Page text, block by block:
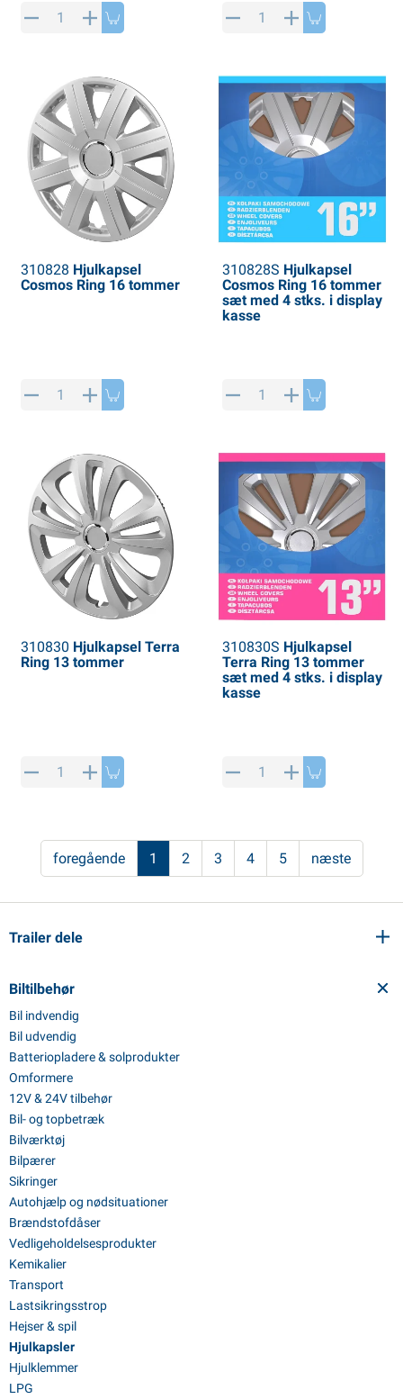
Trailer dele
Biltilbehør
Bil indvendig
Bil udvendig
Batteriopladere & solprodukter
Omformere
12V & 24V tilbehør
Bil- og topbetræk
Bilværktøj
Bilpærer
Sikringer
Autohjælp og nødsituationer
Brændstofdåser
Vedligeholdelsesprodukter
Kemikalier
Transport
Lastsikringsstrop
Hejser & spil
Hjulkapsler
Hjulklemmer
LPG
310828 Hjulkapsel
Cosmos Ring 16 tommer
310828S Hjulkapsel
Cosmos Ring 16 tommer
sæt med 4 stks. i display
kasse
310830 Hjulkapsel Terra
Ring 13 tommer
310830S Hjulkapsel
Terra Ring 13 tommer
sæt med 4 stks. i display
kasse
foregående 1 2 3 4 5 næste